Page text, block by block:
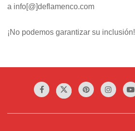
a info[@]deflamenco.com
¡No podemos garantizar su inclusión!